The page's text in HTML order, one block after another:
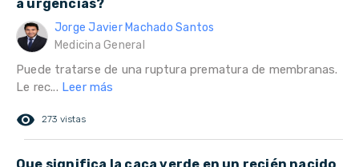
a urgencias?
Jorge Javier Machado Santos
Medicina General
Puede tratarse de una ruptura prematura de membranas.
Le rec... Leer más
remove_red_eye 273 vistas